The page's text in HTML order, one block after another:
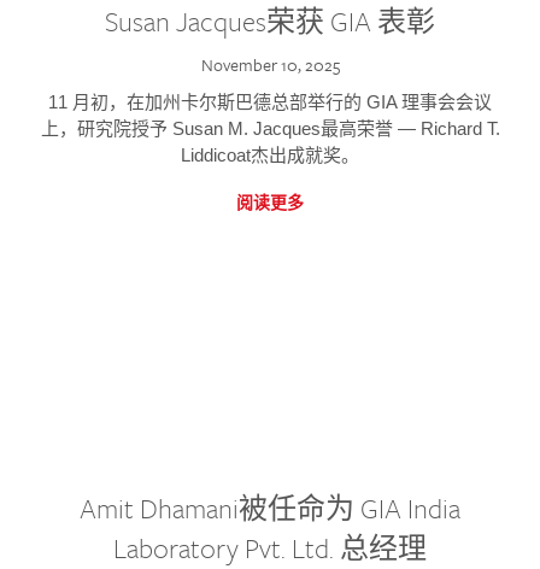
Susan Jacques荣获 GIA 表彰
November 10, 2025
11 月初，在加州卡尔斯巴德总部举行的 GIA 理事会会议
上，研究院授予 Susan M. Jacques最高荣誉 — Richard T.
Liddicoat杰出成就奖。
阅读更多
Amit Dhamani被任命为 GIA India
Laboratory Pvt. Ltd. 总经理